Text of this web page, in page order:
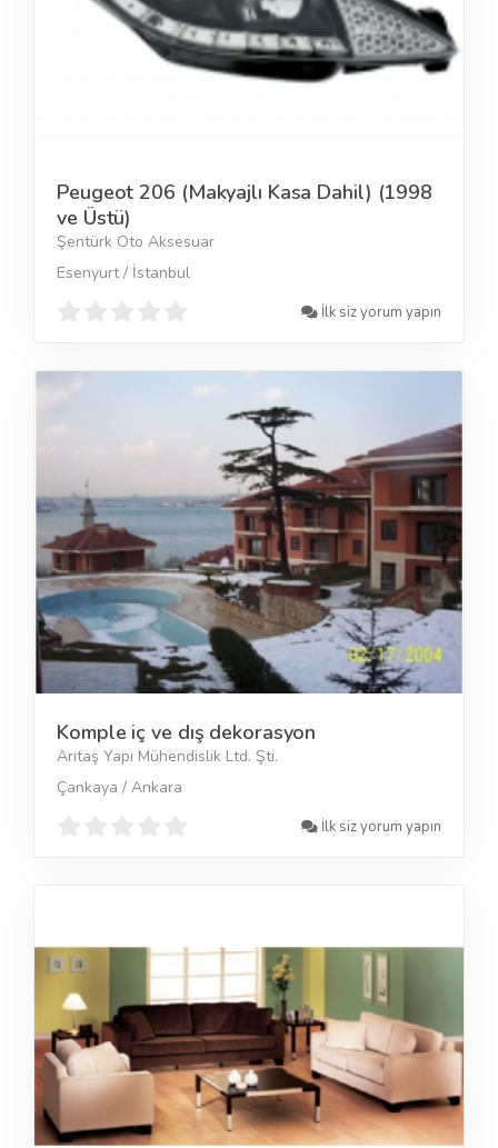
Peugeot 206 (Makyajlı Kasa Dahil) (1998
ve Üstü)
Şentürk Oto Aksesuar
Esenyurt / İstanbul
İlk siz yorum yapın
Komple iç ve dış dekorasyon
Arıtaş Yapı Mühendislik Ltd. Şti.
Çankaya / Ankara
İlk siz yorum yapın